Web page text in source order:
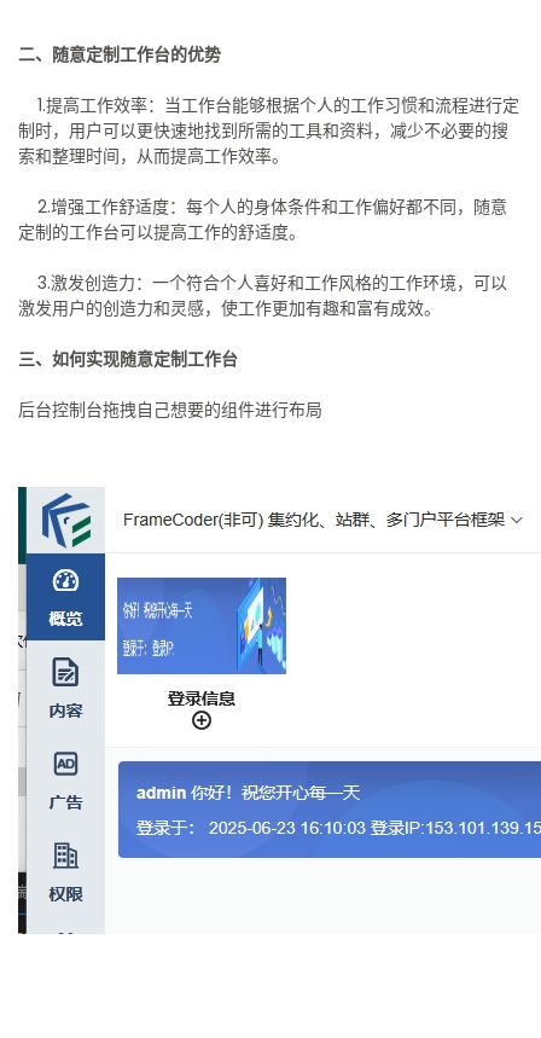
二、随意定制工作台的优势
1.提高工作效率：当工作台能够根据个人的工作习惯和流程进行定
制时，用户可以更快速地找到所需的工具和资料，减少不必要的搜
索和整理时间，从而提高工作效率。
2.增强工作舒适度：每个人的身体条件和工作偏好都不同，随意
定制的工作台可以提高工作的舒适度。
3.激发创造力：一个符合个人喜好和工作风格的工作环境，可以
激发用户的创造力和灵感，使工作更加有趣和富有成效。
三、如何实现随意定制工作台
后台控制台拖拽自己想要的组件进行布局